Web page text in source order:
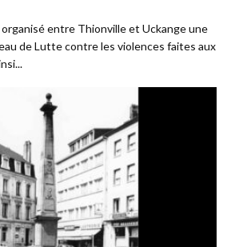
entre Thionville et Uckange une
de Lutte contre les violences faites aux